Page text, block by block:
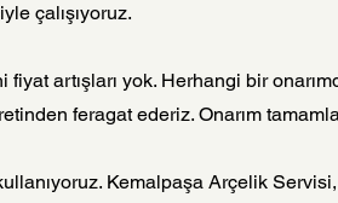
çalışıyoruz.
artışları yok. Herhangi bir
feragat ederiz. Onarım
Kemalpaşa Arçelik